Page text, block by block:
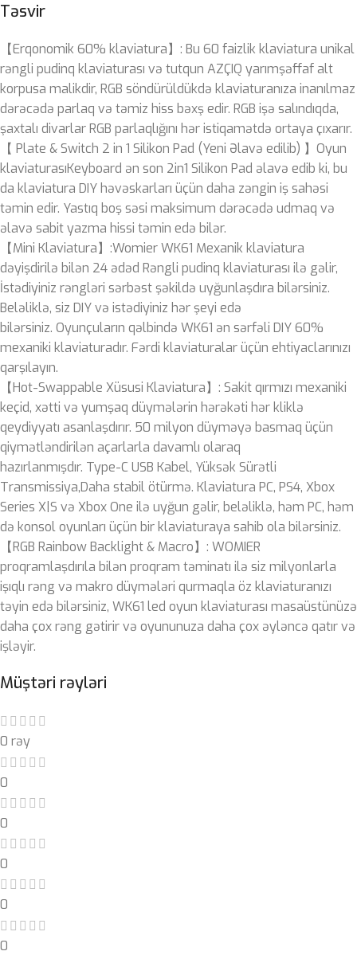
Təsvir
【Erqonomik 60% klaviatura】: Bu 60 faizlik klaviatura unikal
rəngli pudinq klaviaturası və tutqun AZÇIQ yarımşəffaf alt
korpusa malikdir, RGB söndürüldükdə klaviaturanıza inanılmaz
dərəcədə parlaq və təmiz hiss bəxş edir. RGB işə salındıqda,
şaxtalı divarlar RGB parlaqlığını hər istiqamətdə ortaya çıxarır.
【 Plate & Switch 2 in 1 Silikon Pad (Yeni Əlavə edilib) 】Oyun
klaviaturasıKeyboard ən son 2in1 Silikon Pad əlavə edib ki, bu
da klaviatura DIY həvəskarları üçün daha zəngin iş sahəsi
təmin edir. Yastıq boş səsi maksimum dərəcədə udmaq və
əlavə sabit yazma hissi təmin edə bilər.
【Mini Klaviatura】:Womier WK61 Mexanik klaviatura
dəyişdirilə bilən 24 ədəd Rəngli pudinq klaviaturası ilə gəlir,
İstədiyiniz rəngləri sərbəst şəkildə uyğunlaşdıra bilərsiniz.
Beləliklə, siz DIY və istədiyiniz hər şeyi edə
bilərsiniz. Oyunçuların qəlbində WK61 ən sərfəli DIY 60%
mexaniki klaviaturadır. Fərdi klaviaturalar üçün ehtiyaclarınızı
qarşılayın.
【Hot-Swappable Xüsusi Klaviatura】: Sakit qırmızı mexaniki
keçid, xətti və yumşaq düymələrin hərəkəti hər kliklə
qeydiyyatı asanlaşdırır. 50 milyon düyməyə basmaq üçün
qiymətləndirilən açarlarla davamlı olaraq
hazırlanmışdır. Type-C USB Kabel, Yüksək Sürətli
Transmissiya,Daha stabil ötürmə. Klaviatura PC, PS4, Xbox
Series X|S və Xbox One ilə uyğun gəlir, beləliklə, həm PC, həm
də konsol oyunları üçün bir klaviaturaya sahib ola bilərsiniz.
【RGB Rainbow Backlight & Macro】: WOMIER
proqramlaşdırıla bilən proqram təminatı ilə siz milyonlarla
işıqlı rəng və makro düymələri qurmaqla öz klaviaturanızı
təyin edə bilərsiniz, WK61 led oyun klaviaturası masaüstünüzə
daha çox rəng gətirir və oyununuza daha çox əyləncə qatır və
işləyir.
Müştəri rəyləri
0 rəy
0
0
0
0
0